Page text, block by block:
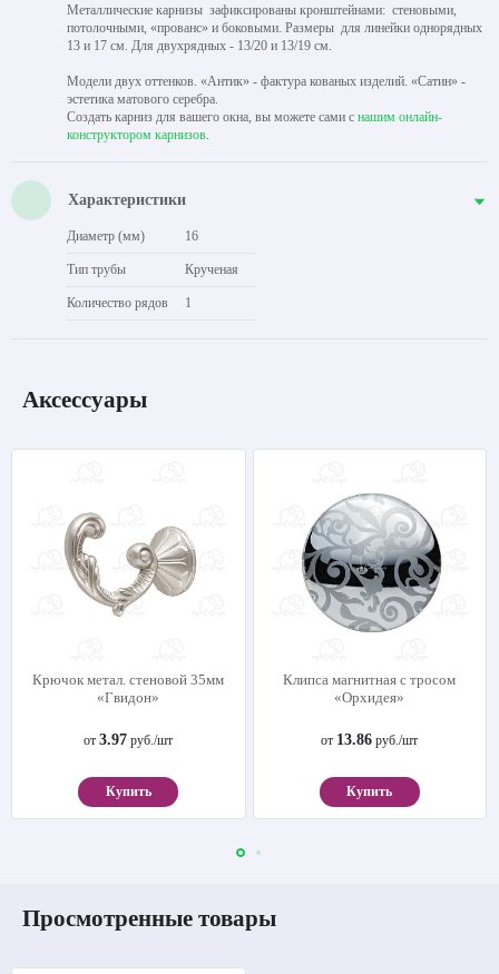
Металлические карнизы зафиксированы кронштейнами: стеновыми,
потолочными, «прованс» и боковыми. Размеры для линейки однорядных
13 и 17 см. Для двухрядных - 13/20 и 13/19 см.
Модели двух оттенков. «Антик» - фактура кованых изделий. «Сатин» -
эстетика матового серебра.
Создать карниз для вашего окна, вы можете сами с нашим онлайн-
конструктором карнизов.
Характеристики
Диаметр (мм) 16
Тип трубы Крученая
Количество рядов 1
Аксессуары
Крючок метал. стеновой 35мм
«Гвидон»
от3.97 руб./шт
Купить
Клипса магнитная с тросом
«Орхидея»
от 13.86 руб./шт
Купить
Просмотренные товары